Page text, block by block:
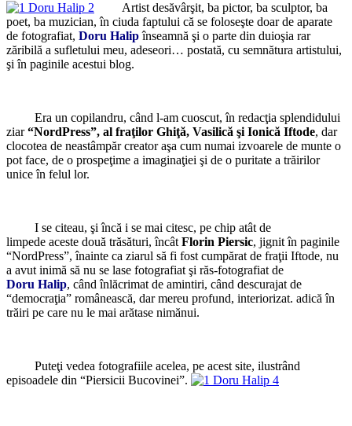
Artist desăvârşit, ba pictor, ba sculptor, ba
poet, ba muzician, în ciuda faptului că se foloseşte doar de aparate
de fotografiat, Doru Halipînseamnă şi o parte din duioşia rar
zăribilă a sufletului meu, adeseori… postată, cu semnătura artistului,
şi în paginile acestui blog.
Era un copilandru, când l-am cuoscut, în redacţia splendidului
ziar“NordPress”, al fraţilor Ghiţă, Vasilică şi Ionică Iftode, dar
clocotea de neastâmpăr creator aşa cum numai izvoarele de munte o
pot face, de o prospeţime a imaginaţiei şi de o puritate a trăirilor
unice în felul lor.
I se citeau, şi încă i se mai citesc, pe chip atât de
limpede aceste două trăsături, încât Florin Piersic, jignit în paginile
“NordPress”, înainte ca ziarul să fi fost cumpărat de fraţii Iftode, nu
a avut inimă să nu se lase fotografiat şi răs-fotografiat de
Doru Halip, când înlăcrimat de amintiri, când descurajat de
“democraţia” românească, dar mereu profund, interiorizat. adică în
trăiri pe care nu le mai arătase nimănui.
Puteţi vedea fotografiile acelea, pe acest site, ilustrând
episoadele din “Piersicii Bucovinei”.